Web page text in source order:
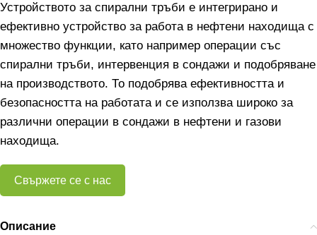
Устройството за спирални тръби е интегрирано и
ефективно устройство за работа в нефтени находища с
множество функции, като например операции със
спирални тръби, интервенция в сондажи и подобряване
на производството. То подобрява ефективността и
безопасността на работата и се използва широко за
различни операции в сондажи в нефтени и газови
находища.
Свържете се с нас
Описание